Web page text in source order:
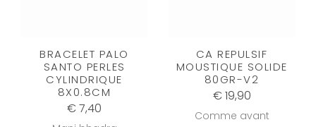
BRACELET PALO
SANTO PERLES
CYLINDRIQUE
8X0.8CM
€ 7,40
CA REPULSIF
MOUSTIQUE SOLIDE
80GR-V2
€ 19,90
Comme avant